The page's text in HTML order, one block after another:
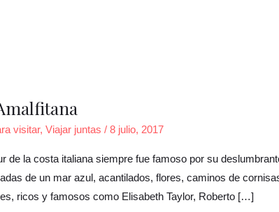
visitar, Viajar juntas / 8 julio, 2017
de la costa italiana siempre fue famoso por su
de un mar azul, acantilados, flores, caminos de
ricos y famosos como Elisabeth Taylor, Roberto […]